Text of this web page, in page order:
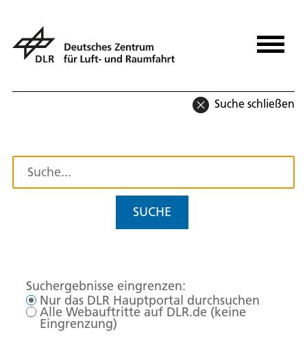
Suche schließen
SUCHE
Suchergebnisse eingrenzen:
Nur das DLR Hauptportal durchsuchen
Alle Webauftritte auf DLR.de (keine
Eingrenzung)